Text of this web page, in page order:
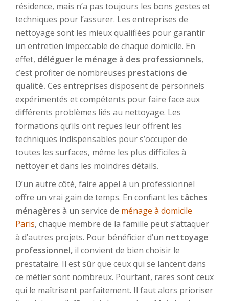
résidence, mais n’a pas toujours les bons gestes et
techniques pour l’assurer. Les entreprises de
nettoyage sont les mieux qualifiées pour garantir
un entretien impeccable de chaque domicile. En
effet, déléguer le ménage à des professionnels,
c’est profiter de nombreuses prestations de
qualité. Ces entreprises disposent de personnels
expérimentés et compétents pour faire face aux
différents problèmes liés au nettoyage. Les
formations qu’ils ont reçues leur offrent les
techniques indispensables pour s’occuper de
toutes les surfaces, même les plus difficiles à
nettoyer et dans les moindres détails.
D’un autre côté, faire appel à un professionnel
offre un vrai gain de temps. En confiant les tâches
ménagères à un service de ménage à domicile
Paris, chaque membre de la famille peut s’attaquer
à d’autres projets. Pour bénéficier d’un nettoyage
professionnel, il convient de bien choisir le
prestataire. Il est sûr que ceux qui se lancent dans
ce métier sont nombreux. Pourtant, rares sont ceux
qui le maîtrisent parfaitement. Il faut alors prioriser